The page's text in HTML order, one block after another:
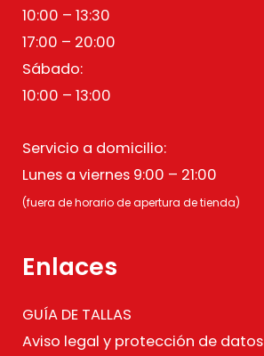
10:00 – 13:30
17:00 – 20:00
Sábado:
10:00 – 13:00
Servicio a domicilio:
Lunes a viernes 9:00 – 21:00
(fuera de horario de apertura de tienda)
Enlaces
GUÍA DE TALLAS
Aviso legal y protección de datos